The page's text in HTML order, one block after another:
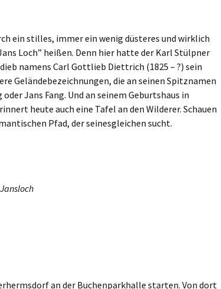
ein stilles, immer ein wenig düsteres und wirklich
Loch” heißen. Denn hier hatte der Karl Stülpner
namens Carl Gottlieb Diettrich (1825 – ?) sein
Geländebezeichnungen, die an seinen Spitznamen
Jans Fang. Und an seinem Geburtshaus in
heute auch eine Tafel an den Wilderer. Schauen
Pfad, der seinesgleichen sucht.
an der Buchenparkhalle starten. Von dort